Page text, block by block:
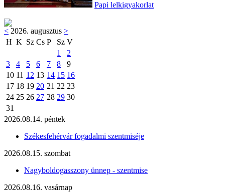
Papi lelkigyakorlat
< 2026. augusztus >
H K Sz Cs P Sz V
1
2
3
4 5 6 7 8
9
10 11 12 13 14 15 16
17 18 19 20 21 22 23
24 25 26 27 28 29 30
31
2026.08.14. péntek
Székesfehérvár fogadalmi szentmiséje
2026.08.15. szombat
Nagyboldogasszony ünnep - szentmise
2026.08.16. vasárnap